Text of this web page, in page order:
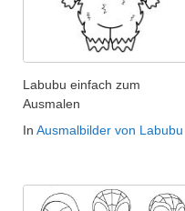
Labubu einfach zum
Ausmalen
In Ausmalbilder von Labubu